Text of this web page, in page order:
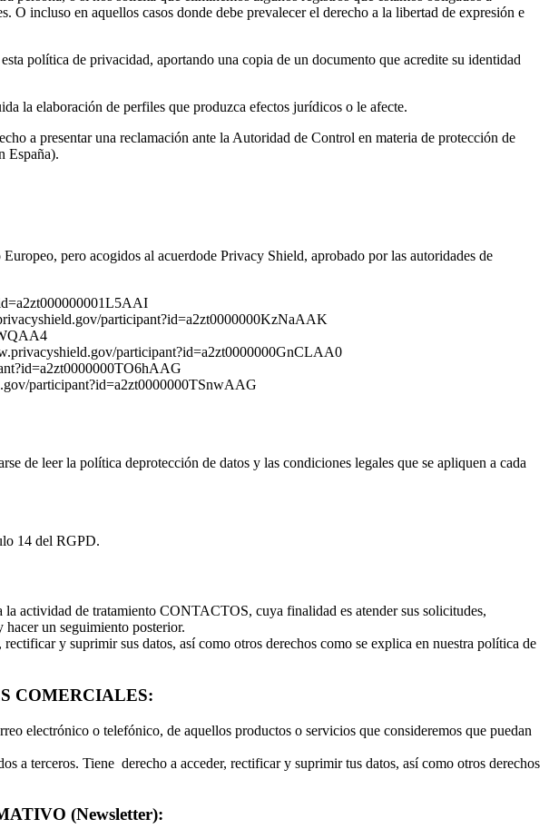
incluso en aquellos casos donde debe prevalecer el derecho a la libertad de expresión e
política de privacidad, aportando una copia de un documento que acredite su identidad
la elaboración de perfiles que produzca efectos jurídicos o le afecte.
a presentar una reclamación ante la Autoridad de Control en materia de protección de
España).
pero acogidos al acuerdode Privacy Shield, aprobado por las autoridades de
participant?id=a2zt0000000KzNaAAK
participant?id=a2zt0000000GnCLAA0
participant?id=a2zt0000000TSnwAAG
de leer la política deprotección de datos y las condiciones legales que se apliquen a cada
14 del RGPD.
actividad de tratamiento CONTACTOS, cuya finalidad es atender sus solicitudes,
un seguimiento posterior.
y suprimir sus datos, así como otros derechos como se explica en nuestra política de
COMERCIALES:
electrónico o telefónico, de aquellos productos o servicios que consideremos que puedan
a terceros. Tiene derecho a acceder, rectificar y suprimir tus datos, así como otros derechos
(Newsletter):